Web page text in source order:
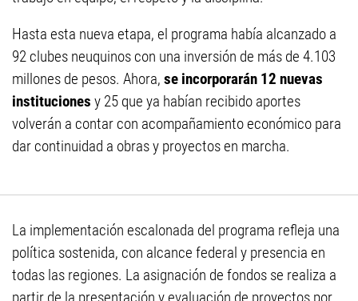
Hasta esta nueva etapa, el programa había alcanzado a
92 clubes neuquinos con una inversión de más de 4.103
millones de pesos. Ahora, se incorporarán 12 nuevas
instituciones y 25 que ya habían recibido aportes
volverán a contar con acompañamiento económico para
dar continuidad a obras y proyectos en marcha.
La implementación escalonada del programa refleja una
política sostenida, con alcance federal y presencia en
todas las regiones. La asignación de fondos se realiza a